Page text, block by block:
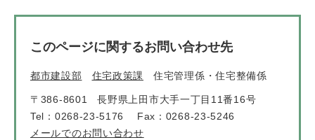
このページに関するお問い合わせ先
都市建設部 住宅政策課 住宅管理係・住宅整備係
〒386-8601
長野県上田市大手一丁目11番16号
Tel：0268-23-5176
Fax：0268-23-5246
メールでのお問い合わせ